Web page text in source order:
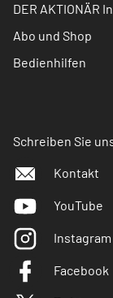
DER AKTIONÄR
Abo und Shop
Bedienhilfen
Schreiben Sie
Kontakt
YouTube
Instagram
Facebook